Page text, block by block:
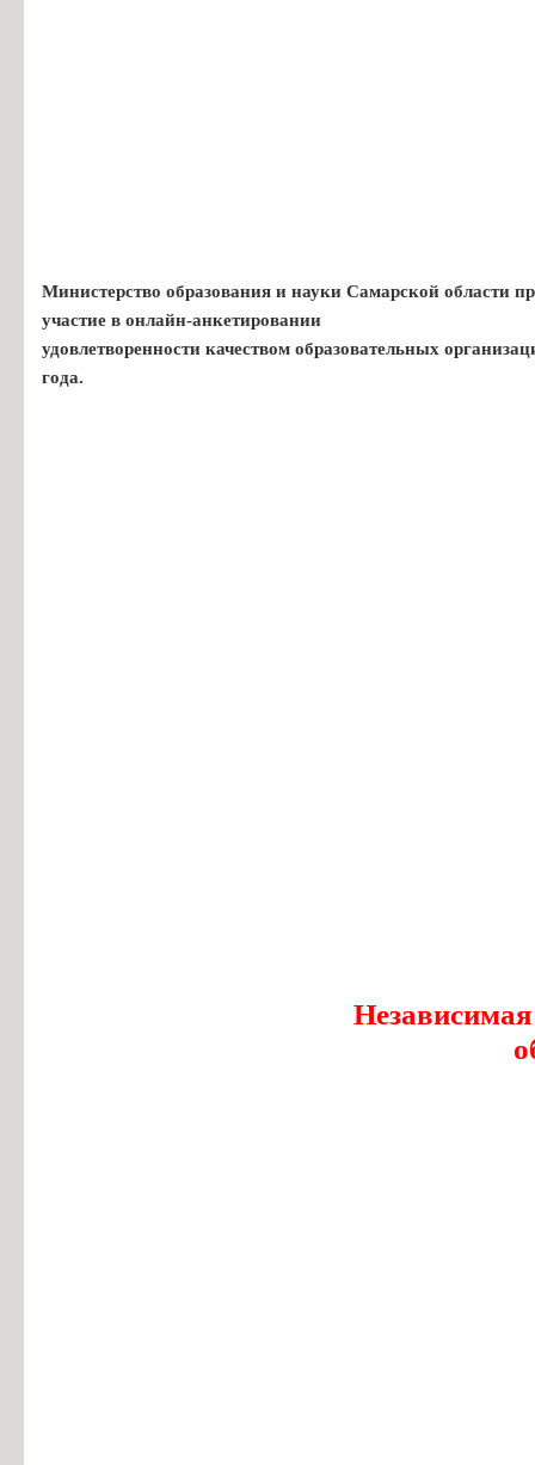
Министерство образования и науки Самарской области
участие в онлайн-анкетировании
удовлетворенности качеством образовательных
года.